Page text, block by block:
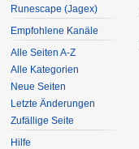
Runescape (Jagex)
Empfohlene Kanäle
Alle Seiten A-Z
Alle Kategorien
Neue Seiten
Letzte Änderungen
Zufällige Seite
Hilfe